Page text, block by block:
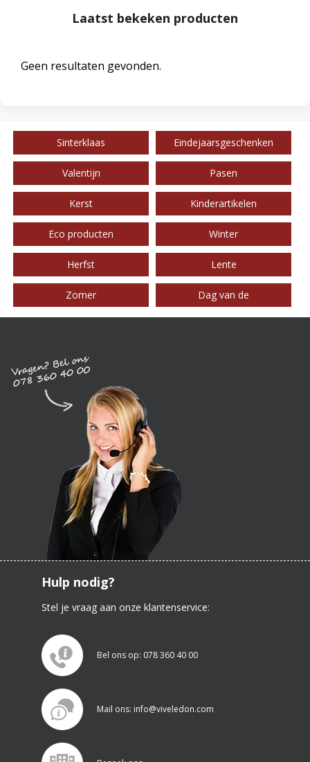
Laatst bekeken producten
Geen resultaten gevonden.
Sinterklaas Eindejaarsgeschenken
Valentijn Pasen
Kerst Kinderartikelen
Eco producten Winter
Herfst Lente
Zomer Dag van de
Hulp nodig?
Stel je vraag aan onze klantenservice:
Bel ons op: 078 360 40 00
Mail ons: info@viveledon.com